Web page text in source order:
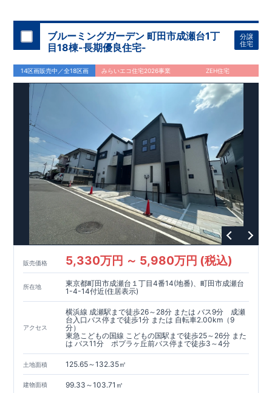
ブルーミングガーデン 町田市成瀬台1丁
目18棟-長期優良住宅-
分譲
住宅
14区画販売中／全18区画 みらいエコ住宅2026事業 ZEH住宅
販売価格 5,330万円 ～ 5,980万円 (税込)
所在地
東京都町田市成瀬台１丁目4番14(地番)、町田市成瀬台
1-4-14付近(住居表示)
アクセス
横浜線 成瀬駅まで徒歩26～28分 または バス9分 成瀬
台入口バス停まで徒歩1分 または 自転車2.00km（9
分）
東急こどもの国線 こどもの国駅まで徒歩25～26分 また
は バス11分 ポプラヶ丘前バス停まで徒歩3～4分
土地面積 125.65～132.35㎡
建物面積 99.33～103.71㎡